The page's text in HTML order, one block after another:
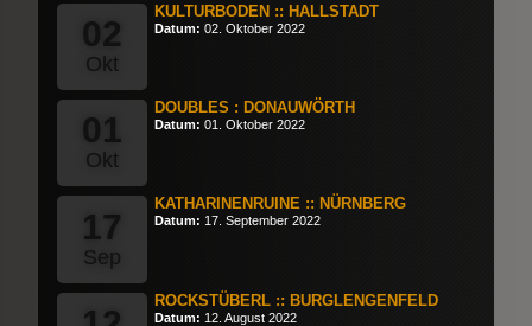
02
Okt
KULTURBODEN :: HALLSTADT
Datum: 02. Oktober 2022
01
Okt
DOUBLES : DONAUWÖRTH
Datum: 01. Oktober 2022
17
Sep
KATHARINENRUINE :: NÜRNBERG
Datum: 17. September 2022
ROCKSTÜBERL :: BURGLENGENFELD
Datum: 12. August 2022